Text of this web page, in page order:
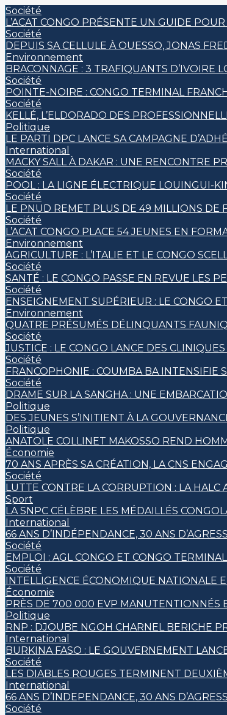
Société
L’ACAT CONGO PRÉSENTE UN GUIDE
Société
DEPUIS SA CELLULE À OUESSO, JONAS
Environnement
BRACONNAGE : 3 TRAFIQUANTS D’IVOIRE
Société
POINTE-NOIRE : CONGO TERMINAL
Société
KELLÉ, L’ELDORADO DES
Politique
LE PARTI DPC LANCE SA CAMPAGNE
International
MACKY SALL À DAKAR : UNE RENCONTRE
Société
POOL : LA LIGNE ÉLECTRIQUE LOUINGUI-
Société
LE PNUD REMET PLUS DE 49 MILLIONS DE
Société
L’ACAT CONGO PLACE 54 JEUNES EN
Environnement
AGRICULTURE : L’ITALIE ET LE CONGO
Société
SANTÉ : LE CONGO PASSE EN REVUE LES
Société
ENSEIGNEMENT SUPÉRIEUR : LE CONGO
Environnement
QUATRE PRÉSUMÉS DÉLINQUANTS
Société
JUSTICE : LE CONGO LANCE DES
Société
FRANCOPHONIE : COUMBA BA INTENSIFIE
Société
DRAME SUR LA SANGHA : UNE
Politique
DES JEUNES S’INITIENT À LA
Politique
ANATOLE COLLINET MAKOSSO REND
Économie
70 ANS APRÈS SA CRÉATION, LA CNS
Société
LUTTE CONTRE LA CORRUPTION : LA HALC
Sport
LA SNPC CÉLÈBRE LES MÉDAILLÉS
International
66 ANS D’INDÉPENDANCE, 30 ANS
Société
EMPLOI : AGL CONGO ET CONGO
Société
INTELLIGENCE ÉCONOMIQUE NATIONALE
Économie
PRÈS DE 700 000 EVP MANUTENTIONNÉS
Politique
RNP : DJOUBE NGOH CHARNEL BERICHE
International
BURKINA FASO : LE GOUVERNEMENT
Société
LES DIABLES ROUGES TERMINENT
International
66 ANS D’INDEPENDANCE, 30 ANS
Société